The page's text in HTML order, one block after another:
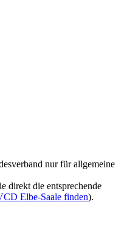
nur für allgemeine
direkt die entsprechende
Elbe-Saale finden).